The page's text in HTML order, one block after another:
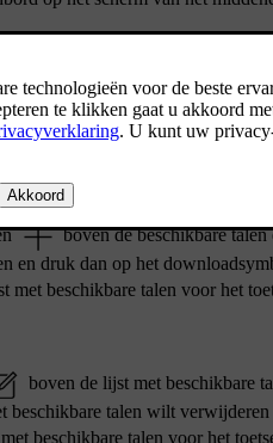
→Keyboard
boven de beschikbare talen
en druk dan op het
met beschikbare talen voor het
boven de lijst met beschikbare
beschikbare talen wilt
beschikbare talen voor het